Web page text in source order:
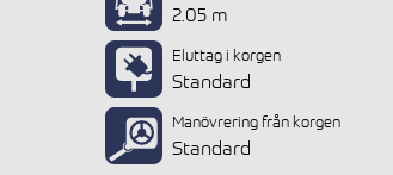
2.05 m
Eluttag i korgen
Standard
Manövrering från korgen
Standard